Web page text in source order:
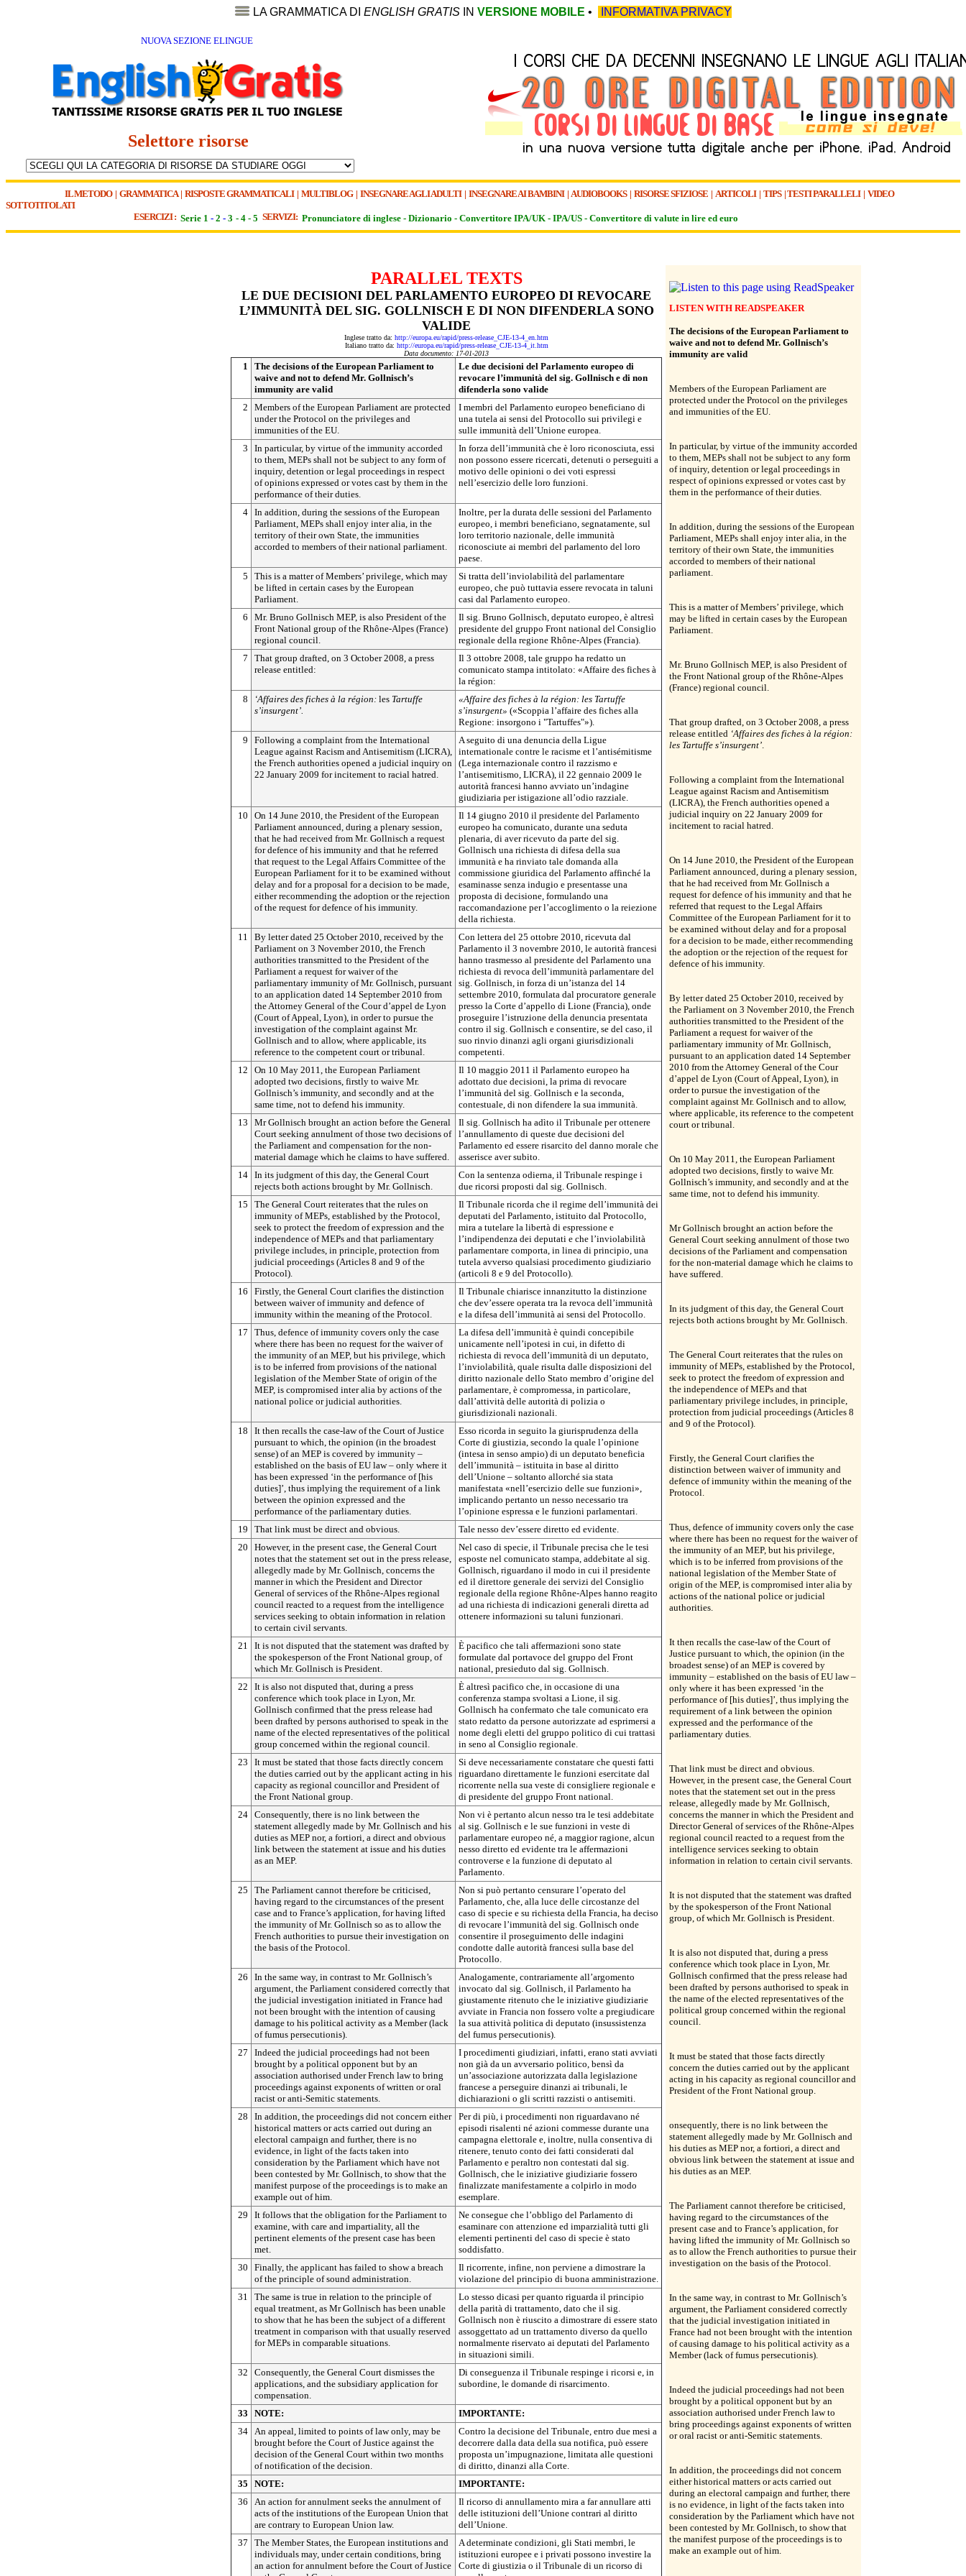
LA GRAMMATICA DI ENGLISH GRATIS IN VERSIONE MOBILE • INFORMATIVA PRIVACY
NUOVA SEZIONE ELINGUE
Selettore risorse
IL METODO| GRAMMATICA| RISPOSTE GRAMMATICALI| MULTIBLOG| INSEGNARE AGLI ADULTI | INSEGNARE AI BAMBINI| AUDIOBOOKS| RISORSE SFIZIOSE | ARTICOLI| TIPS|TESTI PARALLELI| VIDEO
SOTTOTITOLATI
ESERCIZI : Serie 1 - 2 - 3 - 4 - 5 SERVIZI: Pronunciatore di inglese - Dizionario - Convertitore IPA/UK - IPA/US - Convertitore di valute in lire ed euro
PARALLEL TEXTS
LE DUE DECISIONI DEL PARLAMENTO EUROPEO DI REVOCARE
L’IMMUNITÀ DEL SIG. GOLLNISCH E DI NON DIFENDERLA SONO
VALIDE
Inglese tratto da: http://europa.eu/rapid/press-release_CJE-13-4_en.htm
Italiano tratto da: http://europa.eu/rapid/press-release_CJE-13-4_it.htm
Data documento: 17-01-2013
1
The decisions of the European Parliament to
waive and not to defend Mr. Gollnisch’s
immunity are valid
Le due decisioni del Parlamento europeo di
revocare l’immunità del sig. Gollnisch e di non
difenderla sono valide
2
Members of the European Parliament are protected
under the Protocol on the privileges and
immunities of the EU.
I membri del Parlamento europeo beneficiano di
una tutela ai sensi del Protocollo sui privilegi e
sulle immunità dell’Unione europea.
3
In particular, by virtue of the immunity accorded
to them, MEPs shall not be subject to any form of
inquiry, detention or legal proceedings in respect
of opinions expressed or votes cast by them in the
performance of their duties.
In forza dell’immunità che è loro riconosciuta, essi
non possono essere ricercati, detenuti o perseguiti a
motivo delle opinioni o dei voti espressi
nell’esercizio delle loro funzioni.
4 In addition, during the sessions of the European
Parliament, MEPs shall enjoy inter alia, in the
territory of their own State, the immunities
accorded to members of their national parliament.
Inoltre, per la durata delle sessioni del Parlamento
europeo, i membri beneficiano, segnatamente, sul
loro territorio nazionale, delle immunità
riconosciute ai membri del parlamento del loro
paese.
5
This is a matter of Members’ privilege, which may
be lifted in certain cases by the European
Parliament.
Si tratta dell’inviolabilità del parlamentare
europeo, che può tuttavia essere revocata in taluni
casi dal Parlamento europeo.
6
Mr. Bruno Gollnisch MEP, is also President of the
Front National group of the Rhône-Alpes (France)
regional council.
Il sig. Bruno Gollnisch, deputato europeo, è altresì
presidente del gruppo Front national del Consiglio
regionale della regione Rhône-Alpes (Francia).
7
That group drafted, on 3 October 2008, a press
release entitled:
Il 3 ottobre 2008, tale gruppo ha redatto un
comunicato stampa intitolato: «Affaire des fiches à
la région:
8
‘Affaires des fiches à la région: les Tartuffe
s’insurgent’.
«Affaire des fiches à la région: les Tartuffe
s’insurgent» («Scoppia l’affaire des fiches alla
Regione: insorgono i "Tartuffes"»).
9
Following a complaint from the International
League against Racism and Antisemitism (LICRA),
the French authorities opened a judicial inquiry on
22 January 2009 for incitement to racial hatred.
A seguito di una denuncia della Ligue
internationale contre le racisme et l’antisémitisme
(Lega internazionale contro il razzismo e
l’antisemitismo, LICRA), il 22 gennaio 2009 le
autorità francesi hanno avviato un’indagine
giudiziaria per istigazione all’odio razziale.
10
On 14 June 2010, the President of the European
Parliament announced, during a plenary session,
that he had received from Mr. Gollnisch a request
for defence of his immunity and that he referred
that request to the Legal Affairs Committee of the
European Parliament for it to be examined without
delay and for a proposal for a decision to be made,
either recommending the adoption or the rejection
of the request for defence of his immunity.
Il 14 giugno 2010 il presidente del Parlamento
europeo ha comunicato, durante una seduta
plenaria, di aver ricevuto da parte del sig.
Gollnisch una richiesta di difesa della sua
immunità e ha rinviato tale domanda alla
commissione giuridica del Parlamento affinché la
esaminasse senza indugio e presentasse una
proposta di decisione, formulando una
raccomandazione per l’accoglimento o la reiezione
della richiesta.
11
By letter dated 25 October 2010, received by the
Parliament on 3 November 2010, the French
authorities transmitted to the President of the
Parliament a request for waiver of the
parliamentary immunity of Mr. Gollnisch, pursuant
to an application dated 14 September 2010 from
the Attorney General of the Cour d’appel de Lyon
(Court of Appeal, Lyon), in order to pursue the
investigation of the complaint against Mr.
Gollnisch and to allow, where applicable, its
reference to the competent court or tribunal.
Con lettera del 25 ottobre 2010, ricevuta dal
Parlamento il 3 novembre 2010, le autorità francesi
hanno trasmesso al presidente del Parlamento una
richiesta di revoca dell’immunità parlamentare del
sig. Gollnisch, in forza di un’istanza del 14
settembre 2010, formulata dal procuratore generale
presso la Corte d’appello di Lione (Francia), onde
proseguire l’istruzione della denuncia presentata
contro il sig. Gollnisch e consentire, se del caso, il
suo rinvio dinanzi agli organi giurisdizionali
competenti.
12
On 10 May 2011, the European Parliament
adopted two decisions, firstly to waive Mr.
Gollnisch’s immunity, and secondly and at the
same time, not to defend his immunity.
Il 10 maggio 2011 il Parlamento europeo ha
adottato due decisioni, la prima di revocare
l’immunità del sig. Gollnisch e la seconda,
contestuale, di non difendere la sua immunità.
13
Mr Gollnisch brought an action before the General
Court seeking annulment of those two decisions of
the Parliament and compensation for the non-
material damage which he claims to have suffered.
Il sig. Gollnisch ha adìto il Tribunale per ottenere
l’annullamento di queste due decisioni del
Parlamento ed essere risarcito del danno morale che
asserisce aver subito.
14 In its judgment of this day, the General Court
rejects both actions brought by Mr. Gollnisch.
Con la sentenza odierna, il Tribunale respinge i
due ricorsi proposti dal sig. Gollnisch.
15
The General Court reiterates that the rules on
immunity of MEPs, established by the Protocol,
seek to protect the freedom of expression and the
independence of MEPs and that parliamentary
privilege includes, in principle, protection from
judicial proceedings (Articles 8 and 9 of the
Protocol).
Il Tribunale ricorda che il regime dell’immunità dei
deputati del Parlamento, istituito dal Protocollo,
mira a tutelare la libertà di espressione e
l’indipendenza dei deputati e che l’inviolabilità
parlamentare comporta, in linea di principio, una
tutela avverso qualsiasi procedimento giudiziario
(articoli 8 e 9 del Protocollo).
16
Firstly, the General Court clarifies the distinction
between waiver of immunity and defence of
immunity within the meaning of the Protocol.
Il Tribunale chiarisce innanzitutto la distinzione
che dev’essere operata tra la revoca dell’immunità
e la difesa dell’immunità ai sensi del Protocollo.
17
Thus, defence of immunity covers only the case
where there has been no request for the waiver of
the immunity of an MEP, but his privilege, which
is to be inferred from provisions of the national
legislation of the Member State of origin of the
MEP, is compromised inter alia by actions of the
national police or judicial authorities.
La difesa dell’immunità è quindi concepibile
unicamente nell’ipotesi in cui, in difetto di
richiesta di revoca dell’immunità di un deputato,
l’inviolabilità, quale risulta dalle disposizioni del
diritto nazionale dello Stato membro d’origine del
parlamentare, è compromessa, in particolare,
dall’attività delle autorità di polizia o
giurisdizionali nazionali.
18
It then recalls the case-law of the Court of Justice
pursuant to which, the opinion (in the broadest
sense) of an MEP is covered by immunity –
established on the basis of EU law – only where it
has been expressed ‘in the performance of [his
duties]’, thus implying the requirement of a link
between the opinion expressed and the
performance of the parliamentary duties.
Esso ricorda in seguito la giurisprudenza della
Corte di giustizia, secondo la quale l’opinione
(intesa in senso ampio) di un deputato beneficia
dell’immunità – istituita in base al diritto
dell’Unione – soltanto allorché sia stata
manifestata «nell’esercizio delle sue funzioni»,
implicando pertanto un nesso necessario tra
l’opinione espressa e le funzioni parlamentari.
19
That link must be direct and obvious.
Tale nesso dev’essere diretto ed evidente.
20
However, in the present case, the General Court
notes that the statement set out in the press release,
allegedly made by Mr. Gollnisch, concerns the
manner in which the President and Director
General of services of the Rhône-Alpes regional
council reacted to a request from the intelligence
services seeking to obtain information in relation
to certain civil servants.
Nel caso di specie, il Tribunale precisa che le tesi
esposte nel comunicato stampa, addebitate al sig.
Gollnisch, riguardano il modo in cui il presidente
ed il direttore generale dei servizi del Consiglio
regionale della regione Rhône-Alpes hanno reagito
ad una richiesta di indicazioni generali diretta ad
ottenere informazioni su taluni funzionari.
21
It is not disputed that the statement was drafted by
the spokesperson of the Front National group, of
which Mr. Gollnisch is President.
È pacifico che tali affermazioni sono state
formulate dal portavoce del gruppo del Front
national, presieduto dal sig. Gollnisch.
22
It is also not disputed that, during a press
conference which took place in Lyon, Mr.
Gollnisch confirmed that the press release had
been drafted by persons authorised to speak in the
name of the elected representatives of the political
group concerned within the regional council.
È altresì pacifico che, in occasione di una
conferenza stampa svoltasi a Lione, il sig.
Gollnisch ha confermato che tale comunicato era
stato redatto da persone autorizzate ad esprimersi a
nome degli eletti del gruppo politico di cui trattasi
in seno al Consiglio regionale.
23
It must be stated that those facts directly concern
the duties carried out by the applicant acting in his
capacity as regional councillor and President of
the Front National group.
Si deve necessariamente constatare che questi fatti
riguardano direttamente le funzioni esercitate dal
ricorrente nella sua veste di consigliere regionale e
di presidente del gruppo Front national.
24 Consequently, there is no link between the
statement allegedly made by Mr. Gollnisch and his
duties as MEP nor, a fortiori, a direct and obvious
link between the statement at issue and his duties
as an MEP.
Non vi è pertanto alcun nesso tra le tesi addebitate
al sig. Gollnisch e le sue funzioni in veste di
parlamentare europeo né, a maggior ragione, alcun
nesso diretto ed evidente tra le affermazioni
controverse e la funzione di deputato al
Parlamento.
25
The Parliament cannot therefore be criticised,
having regard to the circumstances of the present
case and to France’s application, for having lifted
the immunity of Mr. Gollnisch so as to allow the
French authorities to pursue their investigation on
the basis of the Protocol.
Non si può pertanto censurare l’operato del
Parlamento, che, alla luce delle circostanze del
caso di specie e su richiesta della Francia, ha deciso
di revocare l’immunità del sig. Gollnisch onde
consentire il proseguimento delle indagini
condotte dalle autorità francesi sulla base del
Protocollo.
26
In the same way, in contrast to Mr. Gollnisch’s
argument, the Parliament considered correctly that
the judicial investigation initiated in France had
not been brought with the intention of causing
damage to his political activity as a Member (lack
of fumus persecutionis).
Analogamente, contrariamente all’argomento
invocato dal sig. Gollnisch, il Parlamento ha
giustamente ritenuto che le iniziative giudiziarie
avviate in Francia non fossero volte a pregiudicare
la sua attività politica di deputato (insussistenza
del fumus persecutionis).
27
Indeed the judicial proceedings had not been
brought by a political opponent but by an
association authorised under French law to bring
proceedings against exponents of written or oral
racist or anti-Semitic statements.
I procedimenti giudiziari, infatti, erano stati avviati
non già da un avversario politico, bensì da
un’associazione autorizzata dalla legislazione
francese a perseguire dinanzi ai tribunali, le
dichiarazioni o gli scritti razzisti o antisemiti.
28
In addition, the proceedings did not concern either
historical matters or acts carried out during an
electoral campaign and further, there is no
evidence, in light of the facts taken into
consideration by the Parliament which have not
been contested by Mr. Gollnisch, to show that the
manifest purpose of the proceedings is to make an
example out of him.
Per di più, i procedimenti non riguardavano né
episodi risalenti né azioni commesse durante una
campagna elettorale e, inoltre, nulla consentiva di
ritenere, tenuto conto dei fatti considerati dal
Parlamento e peraltro non contestati dal sig.
Gollnisch, che le iniziative giudiziarie fossero
finalizzate manifestamente a colpirlo in modo
esemplare.
29
It follows that the obligation for the Parliament to
examine, with care and impartiality, all the
pertinent elements of the present case has been
met.
Ne consegue che l’obbligo del Parlamento di
esaminare con attenzione ed imparzialità tutti gli
elementi pertinenti del caso di specie è stato
soddisfatto.
30
Finally, the applicant has failed to show a breach
of the principle of sound administration.
Il ricorrente, infine, non perviene a dimostrare la
violazione del principio di buona amministrazione.
31
The same is true in relation to the principle of
equal treatment, as Mr Gollnisch has been unable
to show that he has been the subject of a different
treatment in comparison with that usually reserved
for MEPs in comparable situations.
Lo stesso dicasi per quanto riguarda il principio
della parità di trattamento, dato che il sig.
Gollnisch non è riuscito a dimostrare di essere stato
assoggettato ad un trattamento diverso da quello
normalmente riservato ai deputati del Parlamento
in situazioni simili.
32
Consequently, the General Court dismisses the
applications, and the subsidiary application for
compensation.
Di conseguenza il Tribunale respinge i ricorsi e, in
subordine, le domande di risarcimento.
33 NOTE:
IMPORTANTE:
34 An appeal, limited to points of law only, may be
brought before the Court of Justice against the
decision of the General Court within two months
of notification of the decision.
Contro la decisione del Tribunale, entro due mesi a
decorrere dalla data della sua notifica, può essere
proposta un’impugnazione, limitata alle questioni
di diritto, dinanzi alla Corte.
35
NOTE:
IMPORTANTE:
36
An action for annulment seeks the annulment of
acts of the institutions of the European Union that
are contrary to European Union law.
Il ricorso di annullamento mira a far annullare atti
delle istituzioni dell’Unione contrari al diritto
dell’Unione.
37
The Member States, the European institutions and
individuals may, under certain conditions, bring
an action for annulment before the Court of Justice
A determinate condizioni, gli Stati membri, le
istituzioni europee e i privati possono investire la
Corte di giustizia o il Tribunale di un ricorso di
LISTEN WITH READSPEAKER
The decisions of the European Parliament to
waive and not to defend Mr. Gollnisch’s
immunity are valid
Members of the European Parliament are
protected under the Protocol on the privileges
and immunities of the EU.
In particular, by virtue of the immunity accorded
to them, MEPs shall not be subject to any form
of inquiry, detention or legal proceedings in
respect of opinions expressed or votes cast by
them in the performance of their duties.
In addition, during the sessions of the European
Parliament, MEPs shall enjoy inter alia, in the
territory of their own State, the immunities
accorded to members of their national
parliament.
This is a matter of Members’ privilege, which
may be lifted in certain cases by the European
Parliament.
Mr. Bruno Gollnisch MEP, is also President of
the Front National group of the Rhône-Alpes
(France) regional council.
That group drafted, on 3 October 2008, a press
release entitled ‘Affaires des fiches à la région:
les Tartuffe s’insurgent’.
Following a complaint from the International
League against Racism and Antisemitism
(LICRA), the French authorities opened a
judicial inquiry on 22 January 2009 for
incitement to racial hatred.
On 14 June 2010, the President of the European
Parliament announced, during a plenary session,
that he had received from Mr. Gollnisch a
request for defence of his immunity and that he
referred that request to the Legal Affairs
Committee of the European Parliament for it to
be examined without delay and for a proposal
for a decision to be made, either recommending
the adoption or the rejection of the request for
defence of his immunity.
By letter dated 25 October 2010, received by
the Parliament on 3 November 2010, the French
authorities transmitted to the President of the
Parliament a request for waiver of the
parliamentary immunity of Mr. Gollnisch,
pursuant to an application dated 14 September
2010 from the Attorney General of the Cour
d’appel de Lyon (Court of Appeal, Lyon), in
order to pursue the investigation of the
complaint against Mr. Gollnisch and to allow,
where applicable, its reference to the competent
court or tribunal.
On 10 May 2011, the European Parliament
adopted two decisions, firstly to waive Mr.
Gollnisch’s immunity, and secondly and at the
same time, not to defend his immunity.
Mr Gollnisch brought an action before the
General Court seeking annulment of those two
decisions of the Parliament and compensation
for the non-material damage which he claims to
have suffered.
In its judgment of this day, the General Court
rejects both actions brought by Mr. Gollnisch.
The General Court reiterates that the rules on
immunity of MEPs, established by the Protocol,
seek to protect the freedom of expression and
the independence of MEPs and that
parliamentary privilege includes, in principle,
protection from judicial proceedings (Articles 8
and 9 of the Protocol).
Firstly, the General Court clarifies the
distinction between waiver of immunity and
defence of immunity within the meaning of the
Protocol.
Thus, defence of immunity covers only the case
where there has been no request for the waiver of
the immunity of an MEP, but his privilege,
which is to be inferred from provisions of the
national legislation of the Member State of
origin of the MEP, is compromised inter alia by
actions of the national police or judicial
authorities.
It then recalls the case-law of the Court of
Justice pursuant to which, the opinion (in the
broadest sense) of an MEP is covered by
immunity – established on the basis of EU law –
only where it has been expressed ‘in the
performance of [his duties]’, thus implying the
requirement of a link between the opinion
expressed and the performance of the
parliamentary duties.
That link must be direct and obvious.
However, in the present case, the General Court
notes that the statement set out in the press
release, allegedly made by Mr. Gollnisch,
concerns the manner in which the President and
Director General of services of the Rhône-Alpes
regional council reacted to a request from the
intelligence services seeking to obtain
information in relation to certain civil servants.
It is not disputed that the statement was drafted
by the spokesperson of the Front National
group, of which Mr. Gollnisch is President.
It is also not disputed that, during a press
conference which took place in Lyon, Mr.
Gollnisch confirmed that the press release had
been drafted by persons authorised to speak in
the name of the elected representatives of the
political group concerned within the regional
council.
It must be stated that those facts directly
concern the duties carried out by the applicant
acting in his capacity as regional councillor and
President of the Front National group.
onsequently, there is no link between the
statement allegedly made by Mr. Gollnisch and
his duties as MEP nor, a fortiori, a direct and
obvious link between the statement at issue and
his duties as an MEP.
The Parliament cannot therefore be criticised,
having regard to the circumstances of the
present case and to France’s application, for
having lifted the immunity of Mr. Gollnisch so
as to allow the French authorities to pursue their
investigation on the basis of the Protocol.
In the same way, in contrast to Mr. Gollnisch’s
argument, the Parliament considered correctly
that the judicial investigation initiated in
France had not been brought with the intention
of causing damage to his political activity as a
Member (lack of fumus persecutionis).
Indeed the judicial proceedings had not been
brought by a political opponent but by an
association authorised under French law to
bring proceedings against exponents of written
or oral racist or anti-Semitic statements.
In addition, the proceedings did not concern
either historical matters or acts carried out
during an electoral campaign and further, there
is no evidence, in light of the facts taken into
consideration by the Parliament which have not
been contested by Mr. Gollnisch, to show that
the manifest purpose of the proceedings is to
make an example out of him.